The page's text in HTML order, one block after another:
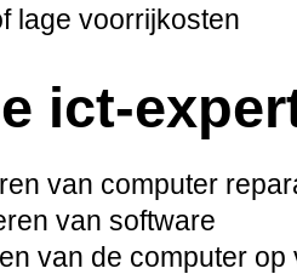
lage voorrijkosten
ict-
van computer
van software
van de computer op